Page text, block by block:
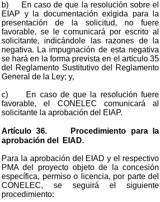
b) En caso de que la resolución sobre el
EIAP y la documentación exigida para la
presentación de la solicitud, no fuere
favorable, se le comunicará por escrito al
solicitante, indicándole las razones de la
negativa. La impugnación de esta negativa
se hará en la forma prevista en el artículo 35
del Reglamento Sustitutivo del Reglamento
General de la Ley; y,
c) En caso de que la resolución fuere
favorable, el CONELEC comunicará al
solicitante la aprobación del EIAP.
Artículo 36. Procedimiento para la
aprobación del EIAD.
Para la aprobación del EIAD y el respectivo
PMA del proyecto objeto de la concesión
específica, permiso o licencia, por parte del
CONELEC, se seguirá el siguiente
procedimiento: